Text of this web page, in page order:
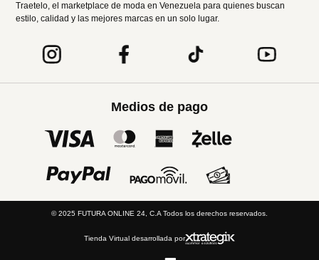
Traetelo, el marketplace de moda en Venezuela para quienes buscan
estilo, calidad y las mejores marcas en un solo lugar.
Medios de pago
© 2025 FUTURA ONLINE 24, C.A Todos los derechos reservados.
Tienda Virtual desarrollada por